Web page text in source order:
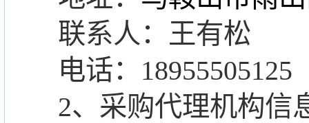
联系人：王有松
电话： 18955505125
2、采购代理机构信